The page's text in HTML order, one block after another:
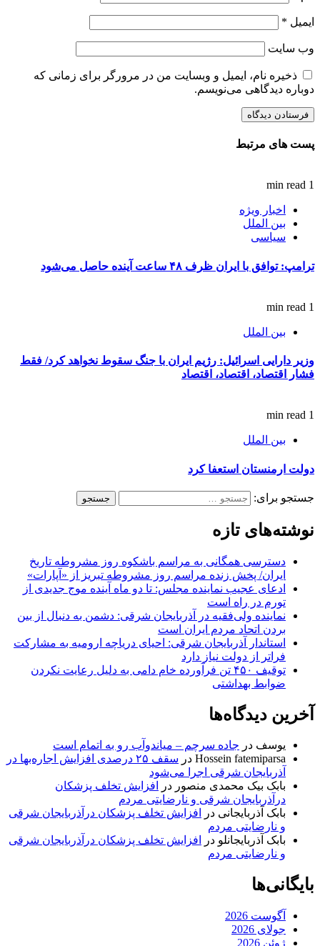
ایمیل *
وب‌ سایت
ذخیره نام، ایمیل و وبسایت من در مرورگر برای زمانی که
دوباره دیدگاهی می‌نویسم.
پست های مرتبط
1 min read
اخبار ویژه
بین الملل
سیاسی
ترامپ: توافق با ایران ظرف ۴۸ ساعت آینده حاصل می‌شود
1 min read
بین الملل
وزیر دارایی اسرائیل: رژیم ایران با جنگ سقوط نخواهد کرد/ فقط
فشار اقتصاد، اقتصاد، اقتصاد
1 min read
بین الملل
دولت ارمنستان استعفا کرد
جستجو برای:
نوشته‌های تازه
دسترسی همگانی به مراسم باشکوه روز مشروطه تاریخ
ایران/ پخش زنده مراسم روز مشروطه تبریز از «آپارات»
ادعای عجیب نماینده مجلس: تا دو ماه آینده موج جدیدی از
تورم در راه است
نماینده ولی‌فقیه در آذربایجان شرقی: دشمن به دنبال از بین
بردن اتحاد مردم ایران است
استاندار آذربایجان شرقی: احیای دریاچه ارومیه به مشارکت
فراتر از دولت نیاز دارد
توقیف ۴۵۰ تن فرآورده خام دامی به دلیل رعایت نکردن
ضوابط بهداشتی
آخرین دیدگاه‌ها
یوسف در جاده سرچم – میاندوآب رو به اتمام است
Hossein fatemiparsa در
سقف ۲۵ درصدی افزایش اجاره‌بها در
آذربایجان شرقی اجرا می‌شود
بابک بیک محمدی منصور در
افزایش تخلف پزشکان
درآذربایجان شرقی و نارضایتی مردم
بابک آذربایجانی در
افزایش تخلف پزشکان درآذربایجان شرقی
و نارضایتی مردم
بابک آذربایجانلو در
افزایش تخلف پزشکان درآذربایجان شرقی
و نارضایتی مردم
بایگانی‌ها
آگوست 2026
جولای 2026
ژوئن 2026